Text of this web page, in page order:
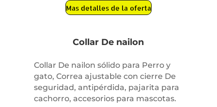
Mas detalles de la oferta
Collar De nailon
Collar De nailon sólido para Perro y
gato, Correa ajustable con cierre De
seguridad, antipérdida, pajarita para
cachorro, accesorios para mascotas.